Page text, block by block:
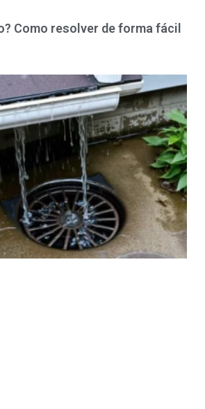
Como resolver de forma fácil